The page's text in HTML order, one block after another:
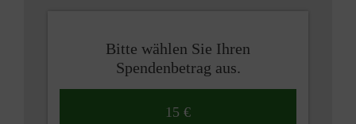
Bitte wählen Sie Ihren
Spendenbetrag aus.
15 €